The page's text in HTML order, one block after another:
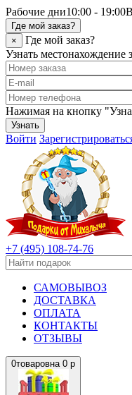
Рабочие дни10:00 - 19:00
Где мой заказ?
×
Где мой заказ?
Узнать местонахождение
Нажимая на кнопку
Узнать
Войти
+7 (495) 108-74-76
САМОВЫВОЗ
ДОСТАВКА
ОПЛАТА
КОНТАКТЫ
ОТЗЫВЫ
0товаровна 0 р